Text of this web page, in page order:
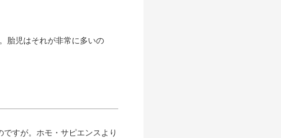
胎児はそれが非常に多いの
すが。ホモ・サピエンスより